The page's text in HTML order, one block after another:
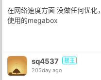
在网络速度方面 没做任何优化，
使用的megabox
sq4537
楼主
205day ago